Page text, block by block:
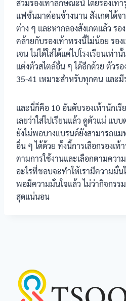
หัวใจเพชร
สีชมพู
รองเท้า
นักเรียนหญิง
Catcha รุ่น
แมวตุ้งติ้ง
รองเท้า
สูง
นักเรียนหญิง
BATA รุ่น B-
Cuttie
รองเท้า
นักเรียนหญิง
BATA DISNEY
PS. Junior รุ่น
JF4398
productnation
สวมรองเท้าลักษณะนี้ โดยรองเท้
แฟชั่นมาค่อนข้างนาน สังเกตได้
ต่าง ๆ และหากลองสังเกตแล้ว ร
คล้ายกับรองเท้าทรงนี้ไม่น้อย รอง
เจน ไม่ได้ใส่ได้แค่ไปโรงเรียนเท่
แต่งตัวสไตล์อื่น ๆ ได้อีกด้วย ตัวรอ
35-41 เหมาะสำหรับทุกคน และ
และนี่ก็คือ 10 อันดับรองเท้านักเ
เลยว่าใส่ไปเรียนแล้ว ดูตัวแม่ แบ
ยังไม่พอบางแบรนด์ยังสามารถแ
อื่น ๆ ได้ด้วย ทั้งนี้การเลือกรองเ
ตามการใช้งานและเลือกตามควา
อะไรที่ชอบจะทำให้เรามีความมั่น
พอมีความมั่นใจแล้ว ไม่ว่ากิจกรร
สุดแน่นอน